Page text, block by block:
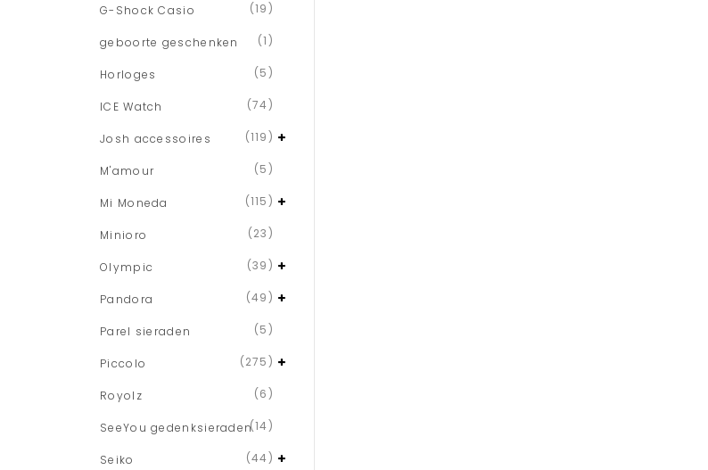
G-Shock Casio (19)
geboorte geschenken (1)
Horloges (5)
ICE Watch (74)
Josh accessoires (119)
M'amour (5)
Mi Moneda (115)
Minioro (23)
Olympic (39)
Pandora (49)
Parel sieraden (5)
Piccolo (275)
Royolz (6)
SeeYou gedenksieraden(14)
Seiko (44)